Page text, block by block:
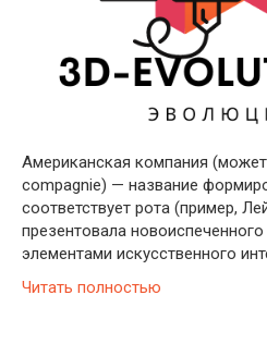
Американская компания
compagnie) — название
соответствует рота (пример,
презентовала
элементами искусственного
Читать полностью